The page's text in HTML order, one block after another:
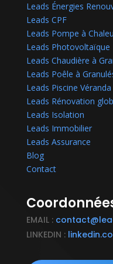
Leads Énergies
Leads CPF
Leads Pompe à
Leads Photovoltaïque
Leads Chaudière à
Leads Poêle à
Leads Piscine
Leads Rénovation
Leads Isolation
Leads Immobilier
Leads Assurance
Blog
Contact
EMAIL :
LINKEDIN :